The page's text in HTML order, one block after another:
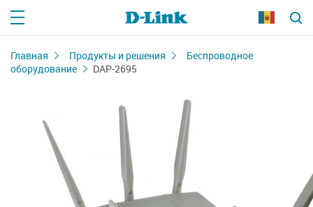
Главная Продукты и решения
Беспроводное
оборудование
DAP-2695